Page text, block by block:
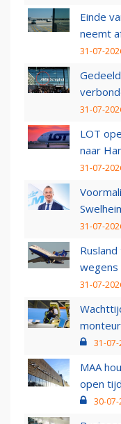
Einde
neemt
31-07-
31-07-
LOT
naar
31-07-
31-07-
wegens
31-07-
31-07-
MAA
open
30-